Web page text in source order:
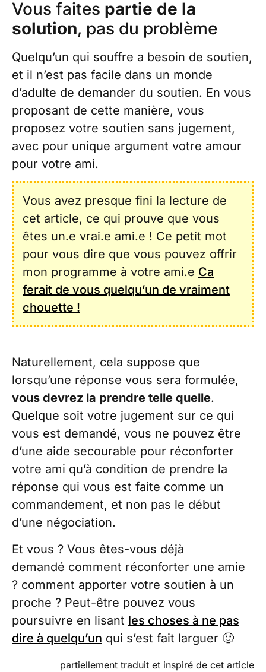
Vous faites partie de la
solution, pas du problème
Quelqu’un qui souffre a besoin de soutien,
et il n’est pas facile dans un monde
d’adulte de demander du soutien. En vous
proposant de cette manière, vous
proposez votre soutien sans jugement,
avec pour unique argument votre amour
pour votre ami.
Vous avez presque fini la lecture de
cet article, ce qui prouve que vous
êtes un.e vrai.e ami.e ! Ce petit mot
pour vous dire que vous pouvez offrir
mon programme à votre ami.e Ca
ferait de vous quelqu’un de vraiment
chouette !
Naturellement, cela suppose que
lorsqu’une réponse vous sera formulée,
vous devrez la prendre telle quelle.
Quelque soit votre jugement sur ce qui
vous est demandé, vous ne pouvez être
d’une aide secourable pour réconforter
votre ami qu’à condition de prendre la
réponse qui vous est faite comme un
commandement, et non pas le début
d’une négociation.
Et vous ? Vous êtes-vous déjà
demandé comment réconforter une amie
? comment apporter votre soutien à un
proche ? Peut-être pouvez vous
poursuivre en lisant les choses à ne pas
dire à quelqu’un qui s’est fait larguer 🙂
partiellement traduit et inspiré de cet article